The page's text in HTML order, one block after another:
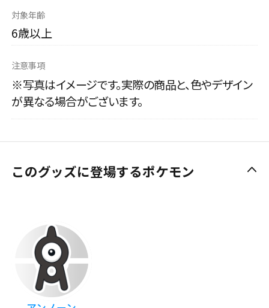
対象年齢
6歳以上
注意事項
※写真はイメージです。実際の商品と、色やデザイン
が異なる場合がございます。
このグッズに登場するポケモン